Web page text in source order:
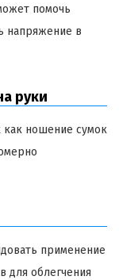
помочь
напряжение в
руки
как ношение сумок
применение
для облегчения